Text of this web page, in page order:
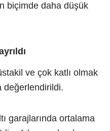
biçimde daha düşük
ve çok katlı olmak
değerlendirildi.
garajlarında ortalama